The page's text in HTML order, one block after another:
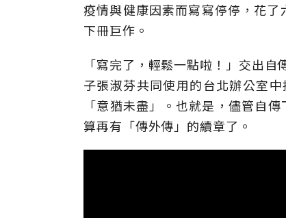
疫情與健康因素而寫寫停停，花
下冊巨作。
「寫完了，輕鬆一點啦！」交出
子張淑芬共同使用的台北辦公室
「意猶未盡」。也就是，儘管自
算再有「傳外傳」的續章了。